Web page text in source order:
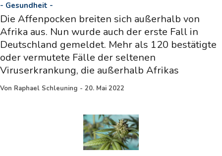
- Gesundheit -
Die Affenpocken breiten sich außerhalb von
Afrika aus. Nun wurde auch der erste Fall in
Deutschland gemeldet. Mehr als 120 bestätigte
oder vermutete Fälle der seltenen
Viruserkrankung, die außerhalb Afrikas
Von Raphael Schleuning - 20. Mai 2022